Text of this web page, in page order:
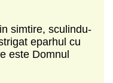
simtire, sculindu-
eparhul cu
este Domnul